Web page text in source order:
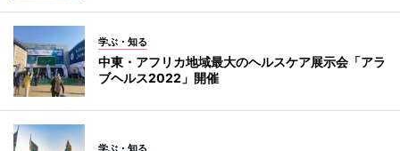
学ぶ・知る
中東・アフリカ地域最大のヘルスケア展示会「アラ
ブヘルス2022」開催
学ぶ・知る